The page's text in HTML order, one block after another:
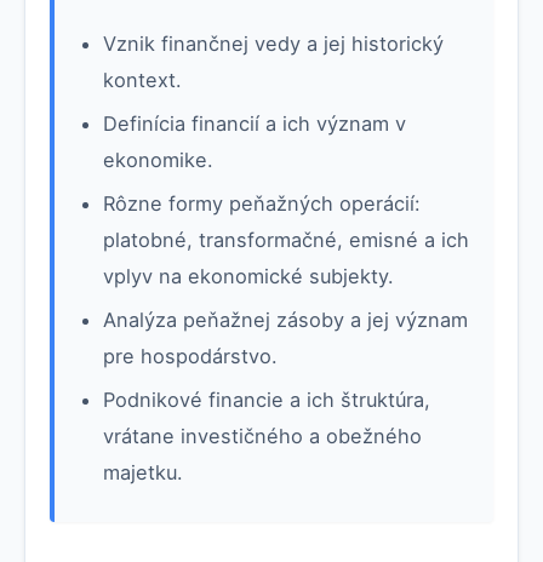
Vznik finančnej vedy a jej historický
kontext.
Definícia financií a ich význam v
ekonomike.
Rôzne formy peňažných operácií:
platobné, transformačné, emisné a ich
vplyv na ekonomické subjekty.
Analýza peňažnej zásoby a jej význam
pre hospodárstvo.
Podnikové financie a ich štruktúra,
vrátane investičného a obežného
majetku.